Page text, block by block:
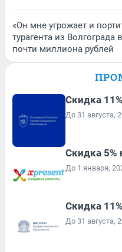
«Он мне угрожает и
турагента из
почти миллиона рублей
Скидка
До 31 августа,
Скидка 5%
До 1 января,
Скидка
До 31 августа,